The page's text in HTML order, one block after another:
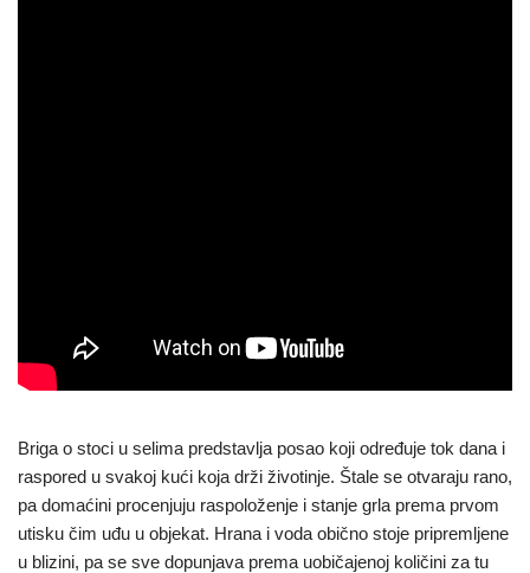
Briga o stoci u selima predstavlja posao koji određuje tok dana i
raspored u svakoj kući koja drži životinje. Štale se otvaraju rano,
pa domaćini procenjuju raspoloženje i stanje grla prema prvom
utisku čim uđu u objekat. Hrana i voda obično stoje pripremljene
u blizini, pa se sve dopunjava prema uobičajenoj količini za tu